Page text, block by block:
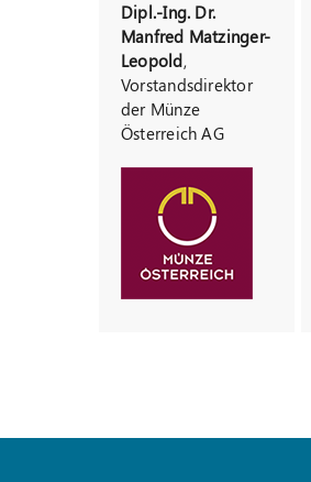
Dipl.-Ing. Dr.
Manfred Matzinger-
Leopold,
Vorstandsdirektor
der Münze
Österreich AG